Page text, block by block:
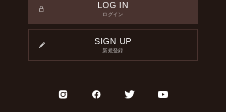
LOG IN
ログイン
SIGN UP
新規登録